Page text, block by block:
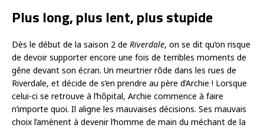
Plus long, plus lent, plus stupide
Dès le début de la saison 2 de Riverdale, on se dit qu’on risque
de devoir supporter encore une fois de terribles moments de
gêne devant son écran. Un meurtrier rôde dans les rues de
Riverdale, et décide de s’en prendre au père d’Archie ! Lorsque
celui-ci se retrouve à l’hôpital, Archie commence à faire
n’importe quoi. Il aligne les mauvaises décisions. Ses mauvais
choix l’amènent à devenir l’homme de main du méchant de la